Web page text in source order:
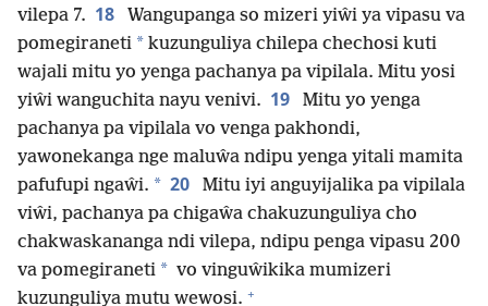
vilepa 7. 18
Wangupanga so mizeri yiŵi ya vipasu va
pomegiraneti * kuzunguliya chilepa chechosi kuti
wajali mitu yo yenga pachanya pa vipilala. Mitu yosi
yiŵi wanguchita nayu venivi. 19
Mitu yo yenga
pachanya pa vipilala vo venga pakhondi,
yawonekanga nge maluŵa ndipu yenga yitali mamita
pafufupi ngaŵi. * 20
Mitu iyi anguyijalika pa vipilala
viŵi, pachanya pa chigaŵa chakuzunguliya cho
chakwaskananga ndi vilepa, ndipu penga vipasu 200
va pomegiraneti * vo vinguŵikika mumizeri
kuzunguliya mutu wewosi. +